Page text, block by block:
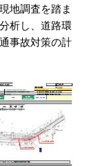
地調査を踏ま
析し、道路環
事故対策の計